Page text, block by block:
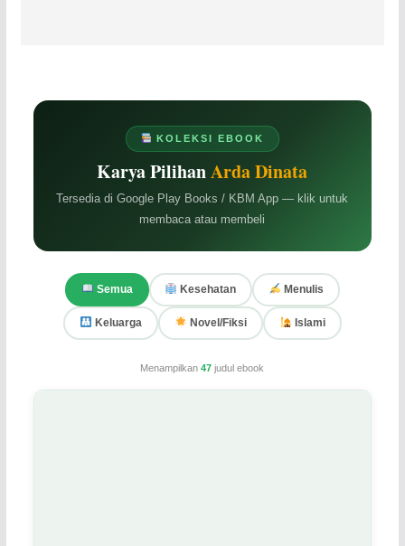
KOLEKSI EBOOK
Karya PilihanArda Dinata
Tersedia di Google Play Books / KBM App — klik untuk
membaca atau membeli
Semua Kesehatan Menulis
Keluarga Novel/Fiksi Islami
Menampilkan47 judul ebook